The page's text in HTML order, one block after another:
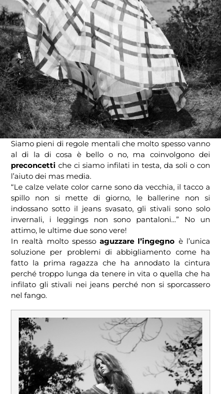
Siamo pieni di regole mentali che molto spesso vanno
al di la di cosa è bello o no, ma coinvolgono dei
preconcetti che ci siamo infilati in testa, da soli o con
l’aiuto dei mas media.
“Le calze velate color carne sono da vecchia, il tacco a
spillo non si mette di giorno, le ballerine non si
indossano sotto il jeans svasato, gli stivali sono solo
invernali, i leggings non sono pantaloni…” No un
attimo, le ultime due sono vere!
In realtà molto spessoaguzzare l’ingegno è l’unica
soluzione per problemi di abbigliamento come ha
fatto la prima ragazza che ha annodato la cintura
perché troppo lunga da tenere in vita o quella che ha
infilato gli stivali nei jeans perché non si sporcassero
nel fango.